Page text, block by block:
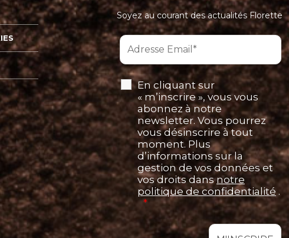
Soyez au courant des actualités Florette
En cliquant sur
« m’inscrire », vous vous
abonnez à notre
newsletter. Vous pourrez
vous désinscrire à tout
moment. Plus
d’informations sur la
gestion de vos données et
vos droits dansnotre
politique de confidentialité .
*